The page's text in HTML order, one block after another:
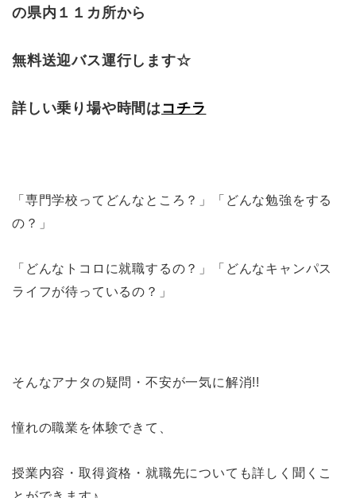
の県内１１カ所から
無料送迎バス運行します☆
詳しい乗り場や時間はコチラ
「専門学校ってどんなところ？」「どんな勉強をする
の？」
「どんなトコロに就職するの？」「どんなキャンパス
ライフが待っているの？」
そんなアナタの疑問・不安が一気に解消!!
憧れの職業を体験できて、
授業内容・取得資格・就職先についても詳しく聞くこ